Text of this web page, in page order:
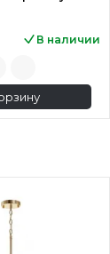
В наличии